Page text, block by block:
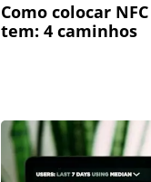
Como colocar
tem: 4 caminhos